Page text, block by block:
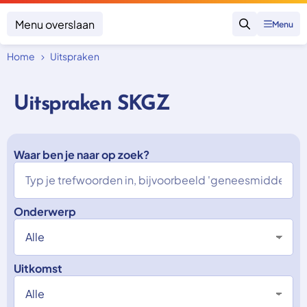
Menu overslaan
Zoeken
Menu
Onderwerpen
Zorgverzekering betalen
Vergoeding van zorg
Zorg in het buitenland
Nieuw in Nederland
Geen zorgverzekering
Uitspraken
Trainingen
Over SKGZ
Nieuws
Casussen
Vacatures
Home Uitspraken
Uitspraken SKGZ
Waar ben je naar op zoek?
Onderwerp
Uitkomst